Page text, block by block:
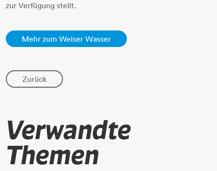
zur Verfügung stellt.
Mehr zum Welser Wasser
Zurück
Verwandte
Themen